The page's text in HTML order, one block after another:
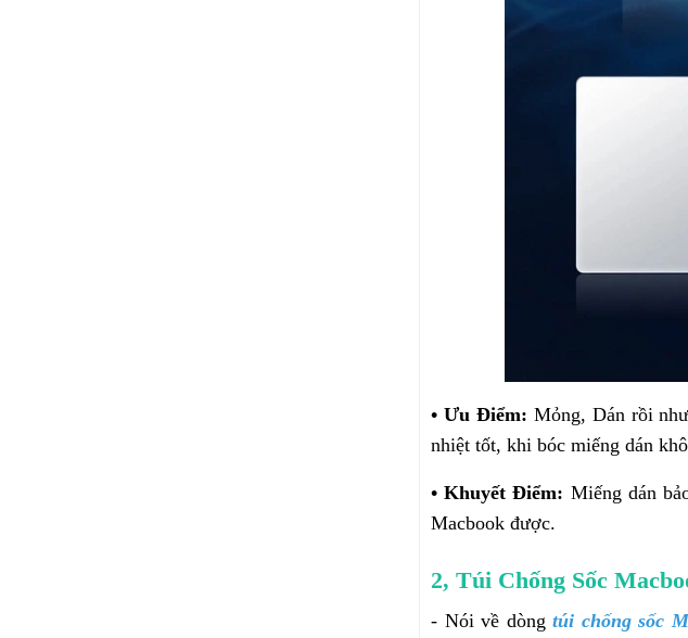
• Ưu Điểm: Mỏng, Dán rồi
nhiệt tốt, khi bóc miếng dán
• Khuyết Điểm: Miếng dán
Macbook được.
2, Túi Chống Sốc
- Nói về dòngtúi chống sốc